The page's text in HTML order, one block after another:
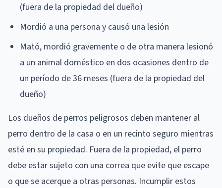
(fuera de la propiedad del dueño)
Mordió a una persona y causó una lesión
Mató, mordió gravemente o de otra manera lesionó
a un animal doméstico en dos ocasiones dentro de
un período de 36 meses (fuera de la propiedad del
dueño)
Los dueños de perros peligrosos deben mantener al
perro dentro de la casa o en un recinto seguro mientras
esté en su propiedad. Fuera de la propiedad, el perro
debe estar sujeto con una correa que evite que escape
o que se acerque a otras personas. Incumplir estos